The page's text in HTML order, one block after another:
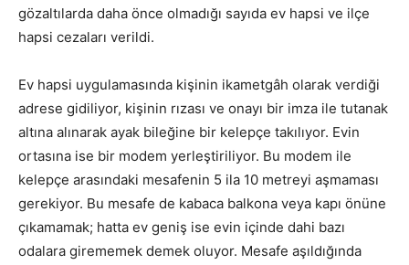
gözaltılarda daha önce olmadığı sayıda ev hapsi ve ilçe
hapsi cezaları verildi.
Ev hapsi uygulamasında kişinin ikametgâh olarak verdiği
adrese gidiliyor, kişinin rızası ve onayı bir imza ile tutanak
altına alınarak ayak bileğine bir kelepçe takılıyor. Evin
ortasına ise bir modem yerleştiriliyor. Bu modem ile
kelepçe arasındaki mesafenin 5 ila 10 metreyi aşmaması
gerekiyor. Bu mesafe de kabaca balkona veya kapı önüne
çıkamamak; hatta ev geniş ise evin içinde dahi bazı
odalara girememek demek oluyor. Mesafe aşıldığında